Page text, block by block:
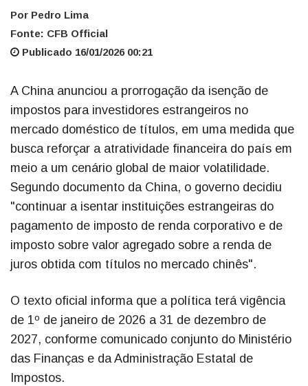
Por Pedro Lima
Fonte: CFB Official
Publicado 16/01/2026 00:21
A China anunciou a prorrogação da isenção de
impostos para investidores estrangeiros no
mercado doméstico de títulos, em uma medida que
busca reforçar a atratividade financeira do país em
meio a um cenário global de maior volatilidade.
Segundo documento da China, o governo decidiu
"continuar a isentar instituições estrangeiras do
pagamento de imposto de renda corporativo e de
imposto sobre valor agregado sobre a renda de
juros obtida com títulos no mercado chinês".
O texto oficial informa que a política terá vigência
de 1º de janeiro de 2026 a 31 de dezembro de
2027, conforme comunicado conjunto do Ministério
das Finanças e da Administração Estatal de
Impostos.